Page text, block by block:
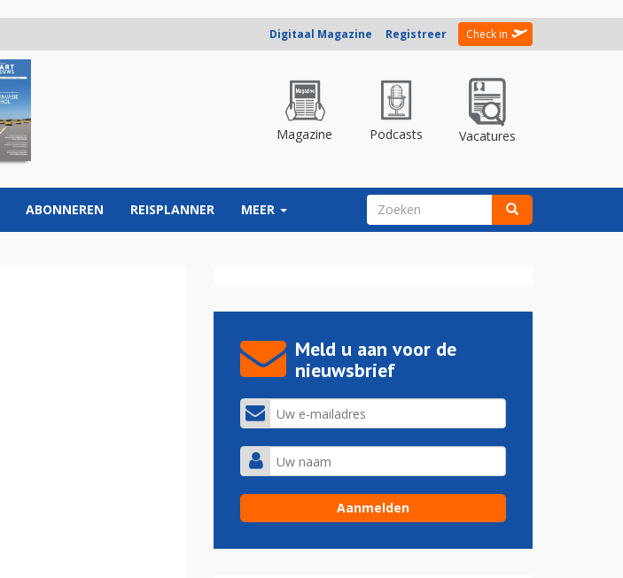
Digitaal Magazine Registreer Check in
Magazine Podcasts Vacatures
ABONNEREN REISPLANNER MEER ZOEKVELD
Meld u aan voor de
nieuwsbrief